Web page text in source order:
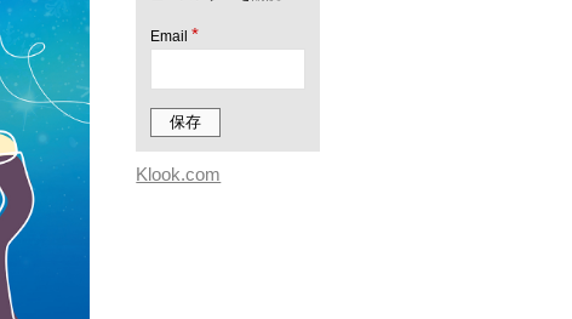
Email*
Klook.com